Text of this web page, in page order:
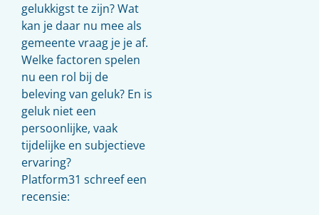
gelukkigst te zijn? Wat
kan je daar nu mee als
gemeente vraag je je af.
Welke factoren spelen
nu een rol bij de
beleving van geluk? En is
geluk niet een
persoonlijke, vaak
tijdelijke en subjectieve
ervaring?
Platform31 schreef een
recensie: